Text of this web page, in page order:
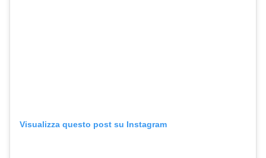
Visualizza questo post su Instagram